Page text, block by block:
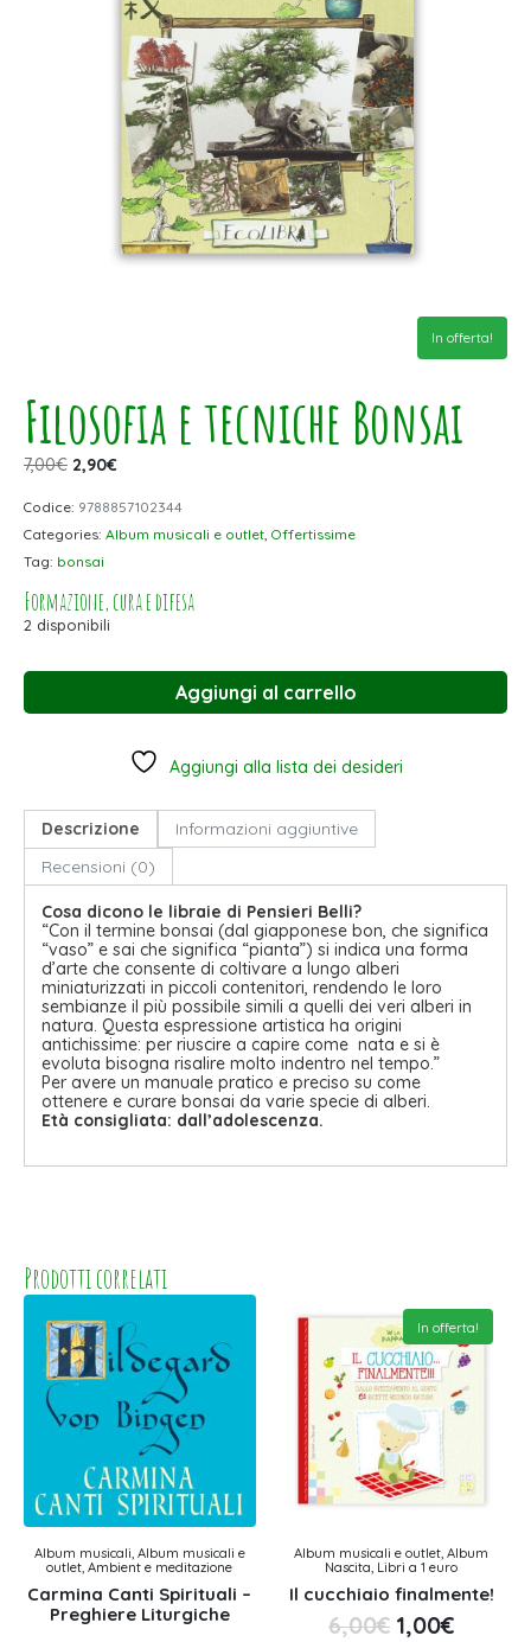
In offerta!
Filosofia e tecniche Bonsai
7,00€ 2,90€
Codice: 9788857102344
Categories: Album musicali e outlet Offertissime
Tag: bonsai
Formazione, cura e difesa
2 disponibili
Aggiungi al carrello
Aggiungi alla lista dei desideri
Descrizione
Informazioni aggiuntive
Recensioni (0)
Cosa dicono le libraie di Pensieri Belli?
“Con il termine bonsai (dal giapponese bon, che significa
“vaso” e sai che significa “pianta”) si indica una forma
d’arte che consente di coltivare a lungo alberi
miniaturizzati in piccoli contenitori, rendendo le loro
sembianze il più possibile simili a quelli dei veri alberi in
natura. Questa espressione artistica ha origini
antichissime: per riuscire a capire come nata e si è
evoluta bisogna risalire molto indentro nel tempo.”
Per avere un manuale pratico e preciso su come
ottenere e curare bonsai da varie specie di alberi.
Età consigliata: dall’adolescenza.
Prodotti correlati
Album musicali, Album musicali e
outlet, Ambient e meditazione
Carmina Canti Spirituali –
Preghiere Liturgiche
In offerta!
Album musicali e outlet, Album
Nascita, Libri a 1 euro
Il cucchiaio finalmente!
6,00€ 1,00€